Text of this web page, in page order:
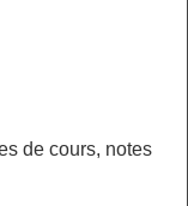
de cours, notes